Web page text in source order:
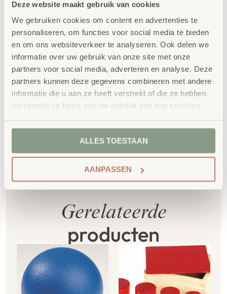
Deze website maakt gebruik van cookies
We gebruiken cookies om content en advertenties te
personaliseren, om functies voor social media te bieden
en om ons websiteverkeer te analyseren. Ook delen we
informatie over uw gebruik van onze site met onze
partners voor social media, adverteren en analyse. Deze
partners kunnen deze gegevens combineren met andere
informatie die u aan ze heeft verstrekt of die ze hebben
verzameld op basis van uw gebruik van hun services.
ALLES TOESTAAN
AANPASSEN
Duurzaamheid: wij werken met circulaire
producten, waaronder onzeOneWood-lijnvan
100% FSC-gecertificeerd Scandinavisch hout.
Daarnaast zelfs voorzien van het
milieukeurmerkEU-Ecolabel.
Extra informatie
SKU 82804
Gerelateerde
producten